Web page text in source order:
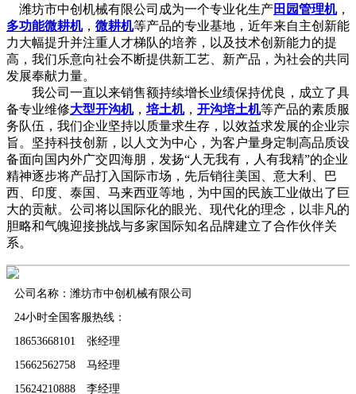
潍坊市中创机械有限公司成为一个专业化生产田园管理机，
多功能微耕机， 微耕机等产品的专业基地，近年来自主创新能
力大幅提升并注重人才梯队的培养，以及技术创新能力的提
高，我们乐意向社会不断提供新工艺、新产品，为社会的共同
发展奉献力量。
我公司一直以来销售额持续增长业绩保持优良，成立了具
备专业维修大型开沟机， 培土机， 开沟培土机等产品的素质服
务队伍，我们企业坚持以质量求生存，以效益求发展的企业宗
旨。坚持科技创新，以人文为中心，为客户量身定制高品质设
备面向国内外广交四海朋，发扬“人无我有，人有我精”的企业
精神逐步将产品打入国际市场，先后销往美国、意大利、巴
西、印度、泰国、马来西亚等地，为中国的民族工业做出了巨
大的贡献。公司将以国际化的眼光、现代化的理念，以非凡的
胆略和气魄迎接挑战与多家国际知名品牌建立了合作伙伴关
系。
公司名称：潍坊市中创机械有限公司
24小时全国客服热线：
18653668101 张经理
15662562758 马经理
15624210888 李经理